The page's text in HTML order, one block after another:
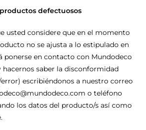
defectuosos
usted considere que en el momento
no se ajusta a lo estipulado en
ponerse en contacto con Mundodeco
saber la disconformidad
escribiéndonos a nuestro correo
o teléfono
los datos del producto/s así como